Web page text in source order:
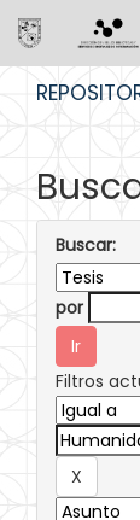
Buscar:
por
Filtros